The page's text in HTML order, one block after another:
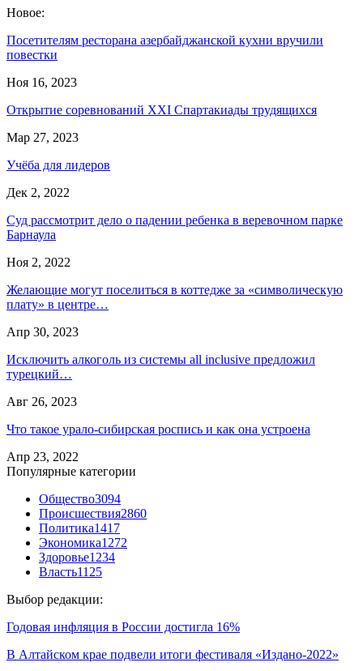
Новое:
Посетителям ресторана азербайджанской кухни вручили
повестки
Ноя 16, 2023
Открытие соревнований XXI Спартакиады трудящихся
Мар 27, 2023
Учёба для лидеров
Дек 2, 2022
Суд рассмотрит дело о падении ребенка в веревочном парке
Барнаула
Ноя 2, 2022
Желающие могут поселиться в коттедже за «символическую
плату» в центре…
Апр 30, 2023
Исключить алкоголь из системы all inclusive предложил
турецкий…
Авг 26, 2023
Что такое урало-сибирская роспись и как она устроена
Апр 23, 2022
Популярные категории
Общество3094
Происшествия2860
Политика1417
Экономика1272
Здоровье1234
Власть1125
Выбор редакции:
Годовая инфляция в России достигла 16%
В Алтайском крае подвели итоги фестиваля «Издано-2022»